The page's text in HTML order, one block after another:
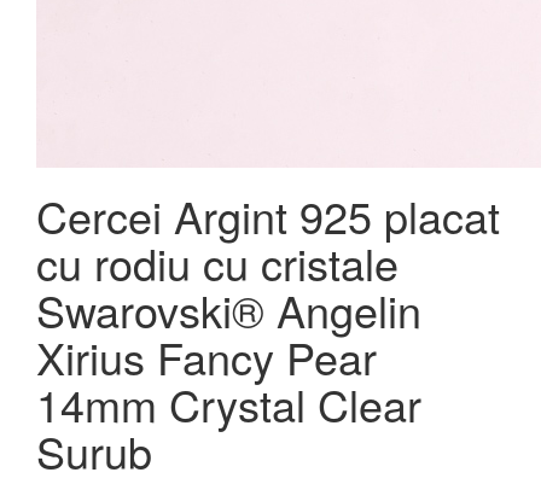
Cercei Argint 925 placat
cu rodiu cu cristale
Swarovski® Angelin
Xirius Fancy Pear
14mm Crystal Clear
Surub